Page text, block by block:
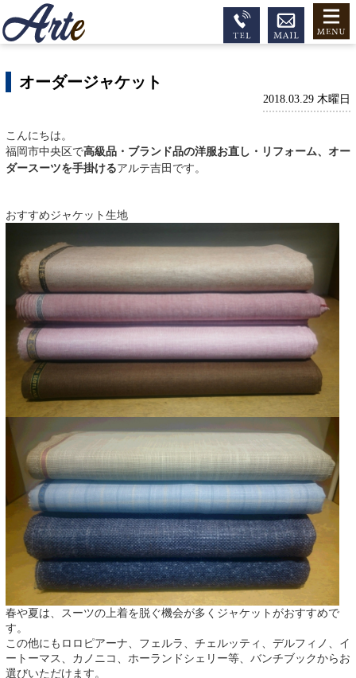
オーダージャケット
2018.03.29 木曜日
こんにちは。
福岡市中央区で高級品・ブランド品の洋服お直し・リフォーム、オー
ダースーツを手掛けるアルテ吉田です。
おすすめジャケット生地
春や夏は、スーツの上着を脱ぐ機会が多くジャケットがおすすめで
す。
この他にもロロピアーナ、フェルラ、チェルッティ、デルフィノ、イ
ートーマス、カノニコ、ホーランドシェリー等、バンチブックからお
選びいただけます。